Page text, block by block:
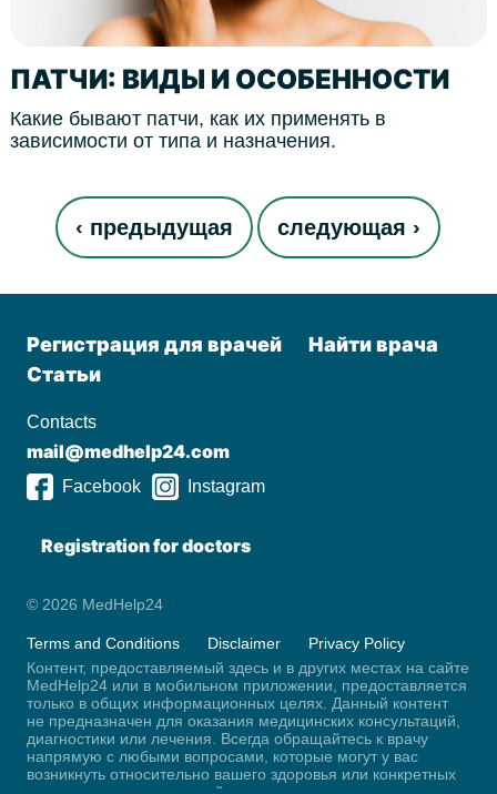
ПАТЧИ: ВИДЫ И ОСОБЕННОСТИ
Какие бывают патчи, как их применять в
зависимости от типа и назначения.
‹ предыдущая следующая ›
Регистрация для врачей
Найти врача
Статьи
Contacts
mail@medhelp24.com
Facebook Instagram
Registration for doctors
© 2026 MedHelp24
Terms and Conditions Disclaimer
Privacy Policy
Контент, предоставляемый здесь и в других местах на сайте
MedHelp24 или в мобильном приложении, предоставляется
только в общих информационных целях. Данный контент
не предназначен для оказания медицинских консультаций,
диагностики или лечения. Всегда обращайтесь к врачу
напрямую с любыми вопросами, которые могут у вас
возникнуть относительно вашего здоровья или конкретных